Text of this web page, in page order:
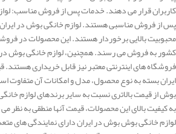
کاربران قرار می دهند. خدمات پس از فروش مناسب:
پس از فروش مناسبی هستند. لوازم خانگی بوش در ایران
محبوبیت بالایی برخوردار هستند. این محصولات در
کشور به فروش می رسند. همچنین، لوازم خانگی
فروشگاه های اینترنتی معتبر نیز قابل خریداری
ایران بسته به نوع محصول، مدل و امکانات آن متفاوت
بوش از قیمت بالاتری نسبت به سایر برندهای لوازم
به کیفیت بالای این محصولات، قیمت آنها منطقی به
لوازم خانگی بوش بوش در ایران دارای نمایندگی های